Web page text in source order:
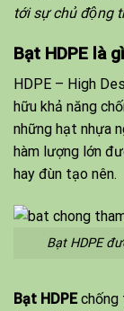
tới sự chủ động
Bạt HDPE là
HDPE – High
hữu khả năng
những hạt nhựa
hàm lượng lớn
hay đùn tạo nên.
Bạt HDPE
Bạt HDPEchống